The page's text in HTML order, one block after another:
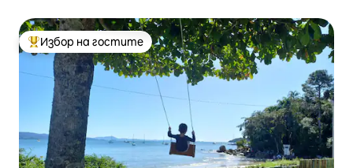
Най-популярен избор на гостите
Избор на гостите